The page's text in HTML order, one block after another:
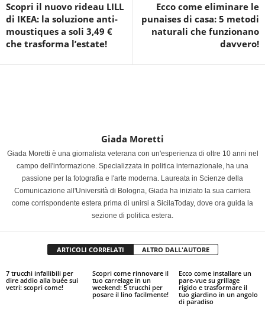
Scopri il nuovo rideau LILL
di IKEA: la soluzione anti-
moustiques a soli 3,49 €
che trasforma l’estate!
Ecco come eliminare le
punaises di casa: 5 metodi
naturali che funzionano
davvero!
Giada Moretti
Giada Moretti è una giornalista veterana con un'esperienza di oltre 10 anni nel
campo dell'informazione. Specializzata in politica internazionale, ha una
passione per la fotografia e l'arte moderna. Laureata in Scienze della
Comunicazione all'Università di Bologna, Giada ha iniziato la sua carriera
come corrispondente estera prima di unirsi a SicilaToday, dove ora guida la
sezione di politica estera.
ARTICOLI CORRELATI ALTRO DALL'AUTORE
7 trucchi infallibili per
dire addio alla buée sui
vetri: scopri come!
Scopri come rinnovare il
tuo carrelage in un
weekend: 5 trucchi per
posare il lino facilmente!
Ecco come installare un
pare-vue su grillage
rigido e trasformare il
tuo giardino in un angolo
di paradiso